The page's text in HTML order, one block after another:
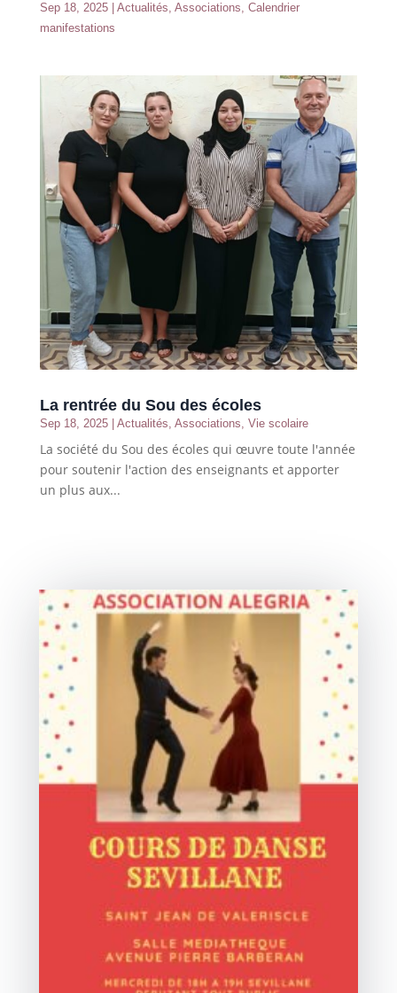
Sep 18, 2025| Actualités, Associations, Calendrier
manifestations
La rentrée du Sou des écoles
Sep 18, 2025| Actualités Associations Vie scolaire
La société du Sou des écoles qui œuvre toute l'année
pour soutenir l'action des enseignants et apporter
un plus aux...